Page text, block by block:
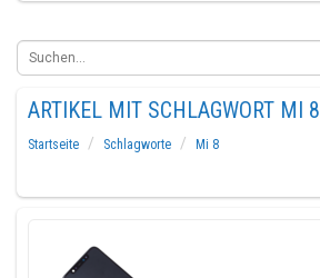
ARTIKEL MIT SCHLAGWORT MI 8
Startseite Schlagworte
Mi 8